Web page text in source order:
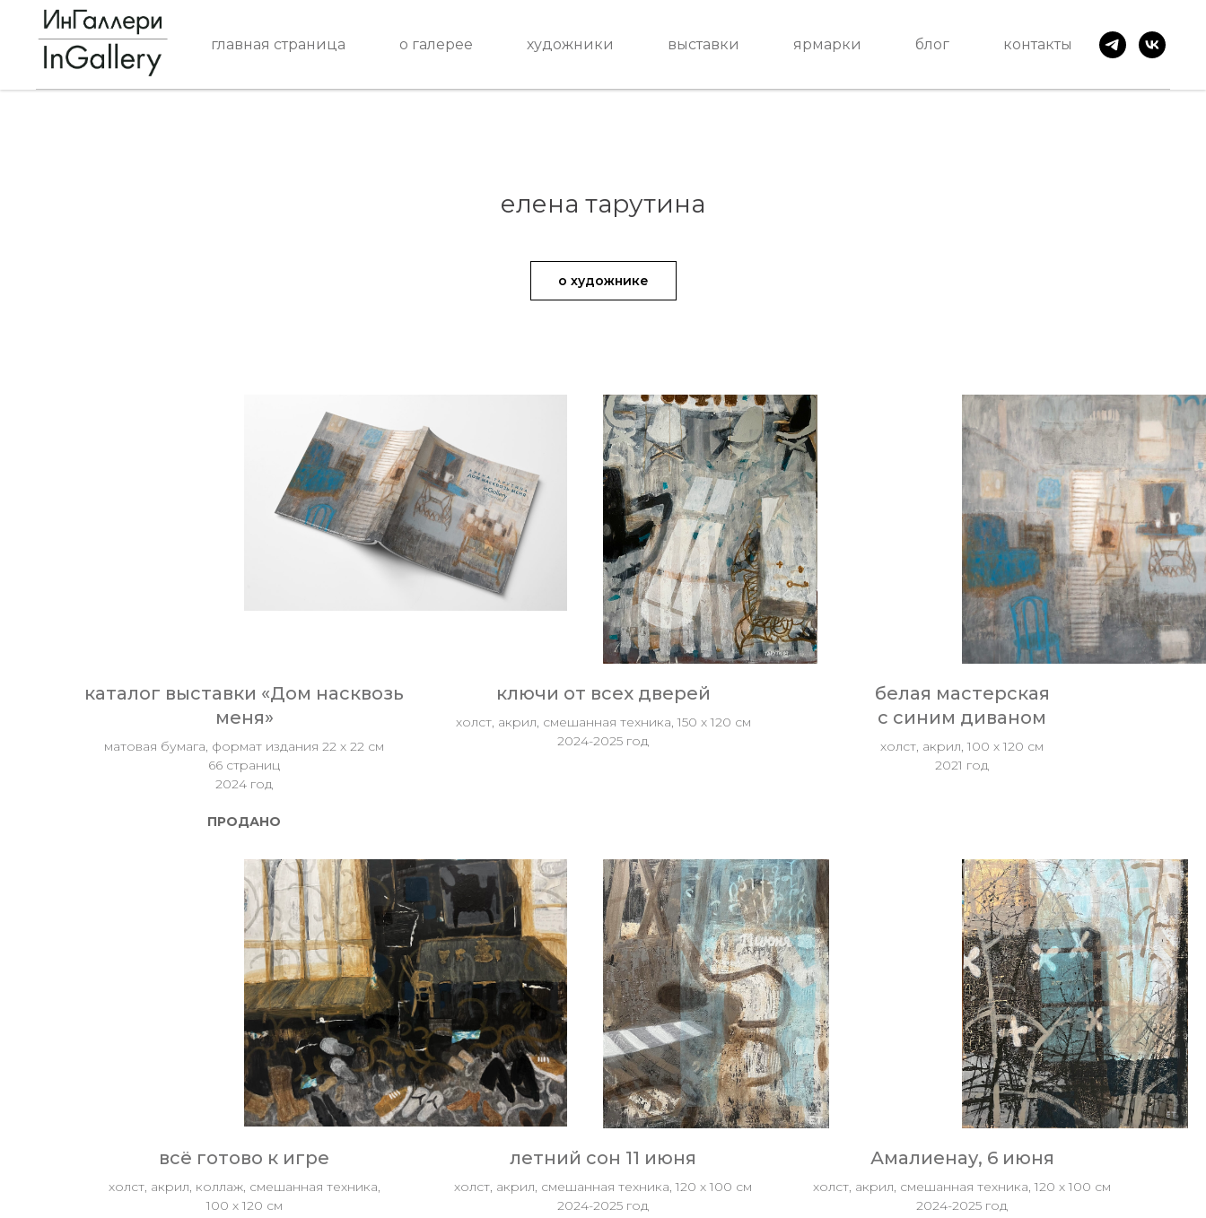
главная страница о галерее художники выставки ярмарки блог контакты
елена тарутина
о художнике
каталог выставки «Дом насквозь
меня»
матовая бумага, формат издания 22 х 22 см
66 страниц
2024 год
ПРОДАНО
ключи от всех дверей
холст, акрил, смешанная техника, 150 х 120 см
2024-2025 год
белая мастерская
с синим диваном
холст, акрил, 100 х 120 см
2021 год
всё готово к игре
холст, акрил, коллаж, смешанная техника,
100 х 120 см
летний сон 11 июня
холст, акрил, смешанная техника, 120 х 100 см
2024-2025 год
Амалиенау, 6 июня
холст, акрил, смешанная техника, 120 х 100 см
2024-2025 год